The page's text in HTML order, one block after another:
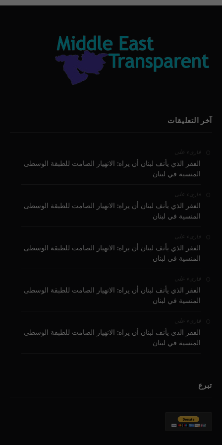
آخر التعليقات
قارىء على
الفقر الذي يأنف لبنان أن يراه: الانهيار الصامت للطبقة الوسطى
المنسية في لبنان
قارىء على
الفقر الذي يأنف لبنان أن يراه: الانهيار الصامت للطبقة الوسطى
المنسية في لبنان
قارىء على
الفقر الذي يأنف لبنان أن يراه: الانهيار الصامت للطبقة الوسطى
المنسية في لبنان
قارىء على
الفقر الذي يأنف لبنان أن يراه: الانهيار الصامت للطبقة الوسطى
المنسية في لبنان
قارىء على
الفقر الذي يأنف لبنان أن يراه: الانهيار الصامت للطبقة الوسطى
المنسية في لبنان
تبرع